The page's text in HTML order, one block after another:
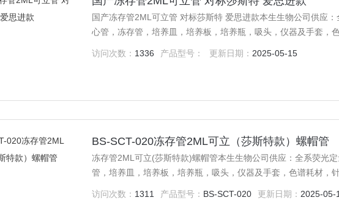
国产冻存管2ML可立管 对标莎斯特 爱思进款本生生物公司供应
心管，冻存管，培养皿，培养板，培养瓶，吸头，仪器及手套，
访问次数： 1336 产品型号： 更新日期： 2025-05-15
BS-SCT-020冻存管2ML可立（莎斯特款）螺帽管
冻存管2ML可立(莎斯特款)螺帽管本生生物公司供应：全系荧光
管，培养皿，培养板，培养瓶，吸头，仪器及手套，色谱耗材，针
访问次数： 1311 产品型号： BS-SCT-020 更新日期： 2025-05-